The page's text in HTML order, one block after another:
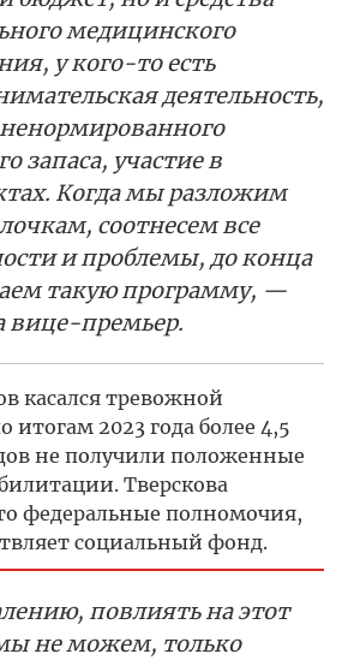
медицинского
у кого-то есть
деятельность,
ненормированного
запаса, участие в
Когда мы разложим
соотнесем все
и проблемы, до конца
такую программу, —
вице-премьер.
касался тревожной
итогам 2023 года более 4,5
не получили положенные
Тверскова
федеральные полномочия,
социальный фонд.
повлиять на этот
не можем, только